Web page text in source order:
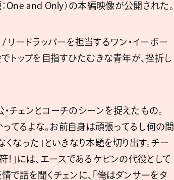
One and Only）の本編映像が公開された。
リードラッパーを担当するワン・イーボー
トップを目指すひたむきな青年が、挫折し
チェンとコーチのシーンを捉えたもの。
ってるよな。お前自身は頑張ってるし何の問
なった」といきなり本題を切り出す。チー
」には、エースであるケビンの代役として
話を聞くチェンに、「俺はダンサーをタ